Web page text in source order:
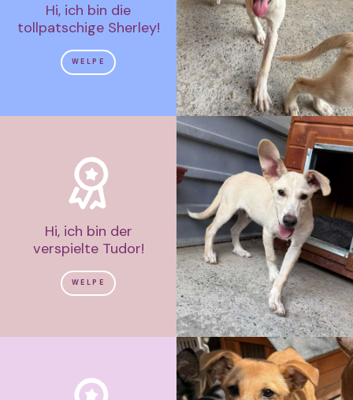
Hi, ich bin die
tollpatschige Sherley!
WELPE
Hi, ich bin der
verspielte Tudor!
WELPE